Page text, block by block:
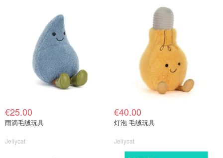
€25.00
雨滴毛绒玩具
Jellycat
€40.00
灯泡 毛绒玩具
Jellycat